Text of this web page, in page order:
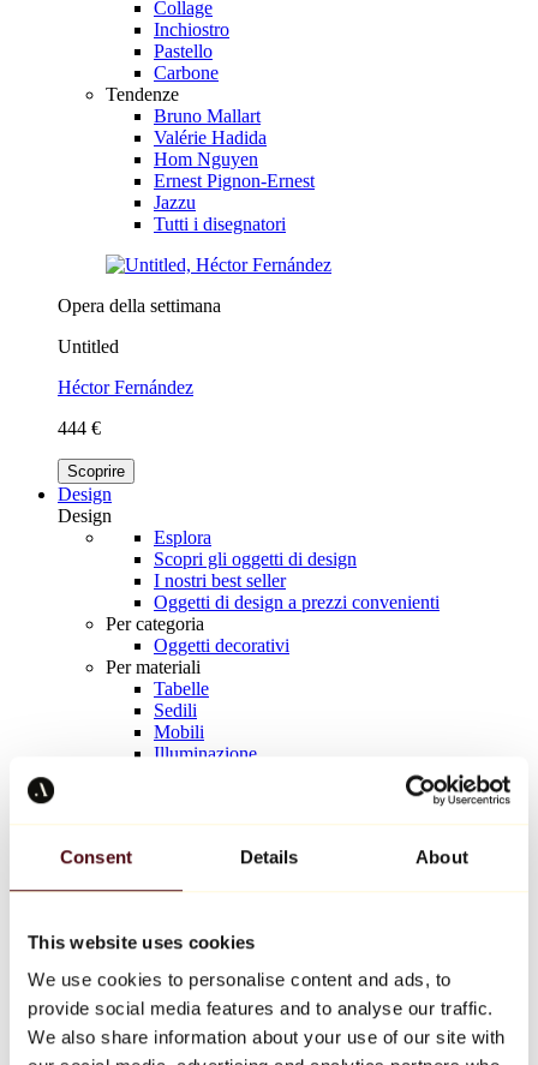
Consent Details About
This website uses cookies
We use cookies to personalise content and ads, to
provide social media features and to analyse our traffic.
We also share information about your use of our site with
Collage
Inchiostro
Pastello
Carbone
Tendenze
Bruno Mallart
Valérie Hadida
Hom Nguyen
Ernest Pignon-Ernest
Jazzu
Tutti i disegnatori
Opera della settimana
Untitled
Héctor Fernández
444 €
Scoprire
Design
Design
Esplora
Scopri gli oggetti di design
I nostri best seller
Oggetti di design a prezzi convenienti
Per categoria
Oggetti decorativi
Per materiali
Tabelle
Sedili
Mobili
Illuminazione
Keith Haring
Tutti i designer
Opera della settimana